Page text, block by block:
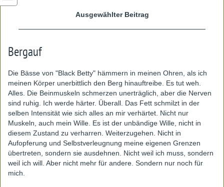
Ausgewählter Beitrag
Bergauf
Die Bässe von "Black Betty" hämmern in meinen Ohren, als ich
meinen Körper unerbittlich den Berg hinauftreibe. Es tut weh.
Alles. Die Beinmuskeln schmerzen unerträglich, aber die Nerven
sind ruhig. Ich werde härter. Überall. Das Fett schmilzt in der
selben Intensität wie sich alles an mir verhärtet. Nicht nur
Muskeln, auch mein Wille. Es ist der unbändige Wille, nicht in
diesem Zustand zu verharren. Weiterzugehen. Nicht in
Aufopferung und Selbstverleugnung meine eigenen Grenzen
übertreten, sondern sie ausdehnen. Nicht weil ich muss, sondern
weil ich will. Aber nicht mehr für andere. Sondern nur noch für
mich.